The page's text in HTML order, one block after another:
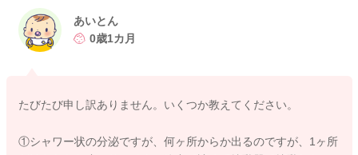
・おっぱいのほぐし方
・ゲップの仕方
・綿棒浣腸
gzNNAkJy1z
https://youtube.com/playlist?list=PL5X6kc70Rx7CjSLazVhQd77
あいとん
0歳1カ月
たびたび申し訳ありません。いくつか教えてください。
①シャワー状の分泌ですが、何ヶ所からか出るのですが、1ヶ所